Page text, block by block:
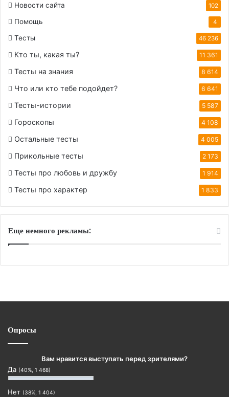
Новости сайта 102
Помощь 4
Тесты 46 236
Кто ты, какая ты? 11 361
Тесты на знания 8 614
Что или кто тебе подойдет? 6 641
Тесты-истории 5 587
Гороскопы 4 108
Остальные тесты 4 005
Прикольные тесты 2 173
Тесты про любовь и дружбу 1 914
Тесты про характер 1 833
Еще немного рекламы:
Опросы
Вам нравится выступать перед зрителями?
Да (40%, 1 468)
Нет (38%, 1 404)